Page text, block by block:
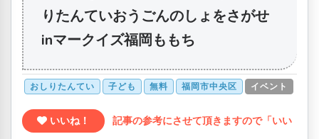
りたんていおうごんのしょをさがせ
inマークイズ福岡ももち
おしりたんてい 子ども 無料 福岡市中央区 イベント
いいね！ 記事の参考にさせて頂きますので「いい